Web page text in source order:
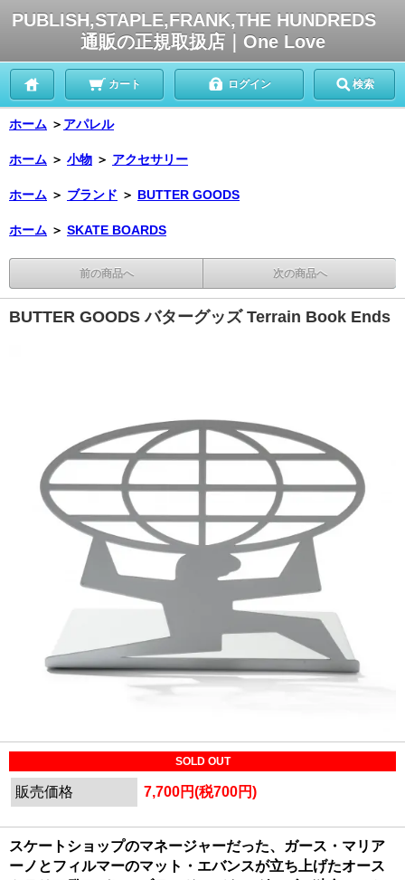
PUBLISH,STAPLE,FRANK,THE HUNDREDS
通販の正規取扱店｜One Love
カート ログイン 検索
ホーム ＞ アパレル
ホーム ＞ 小物 ＞ アクセサリー
ホーム ＞ ブランド ＞ BUTTER GOODS
ホーム ＞ SKATE BOARDS
前の商品へ 次の商品へ
BUTTER GOODS バターグッズ Terrain Book Ends
SOLD OUT
販売価格 7,700円(税700円)
スケートショップのマネージャーだった、ガース・マリア
ーノとフィルマーのマット・エバンスが立ち上げたオース